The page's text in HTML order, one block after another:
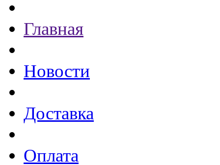
Главная
Новости
Доставка
Оплата